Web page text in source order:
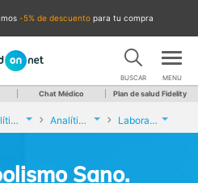
-5% de descuento para tu compra
BUSCAR MENU
Chat Médico Plan de salud Fidelity
Analíticas y Genética Analítica Metabolismo Sano. Inicial Laboratorio Echevarne Murcia
Sano.